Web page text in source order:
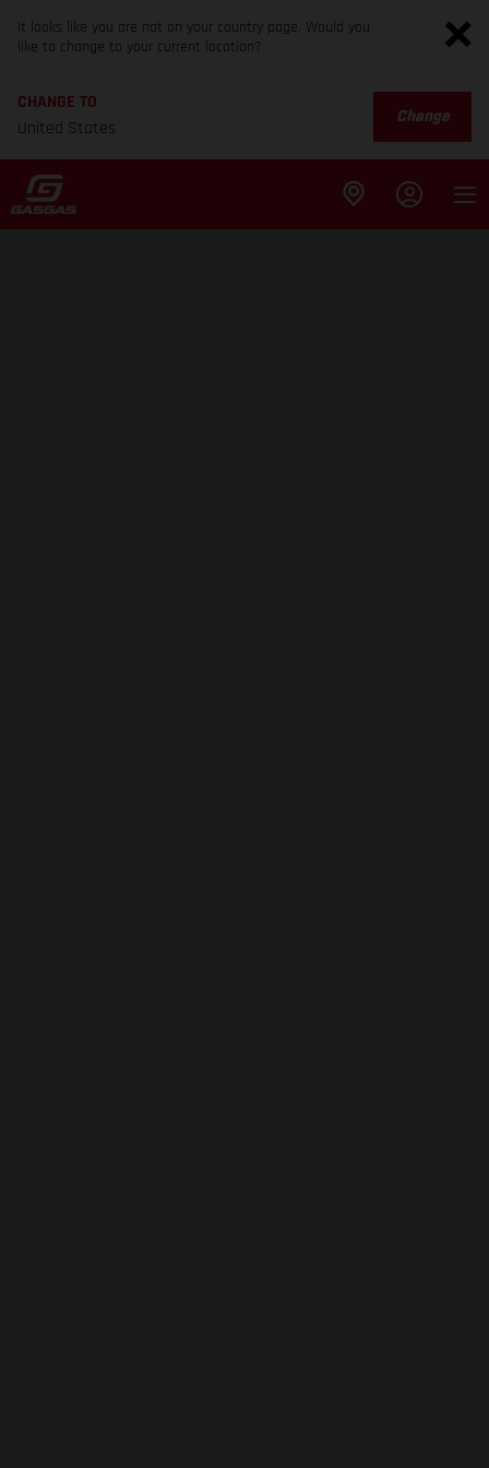
It looks like you are not on your country page. Would you
like to change to your current location?
CHANGE TO
United States
Change